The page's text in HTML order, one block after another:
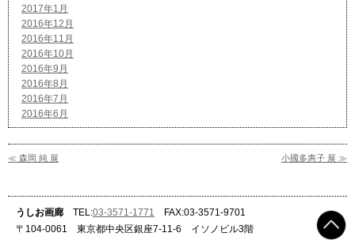
2017年1月
2016年12月
2016年11月
2016年10月
2016年9月
2016年8月
2016年7月
2016年6月
≪ 森岡 純 展 小國多惠子 展 ≫
うしお画廊 TEL:03-3571-1771 FAX:03-3571-9701
〒104-0061 東京都中央区銀座7-11-6 イソノビル3階